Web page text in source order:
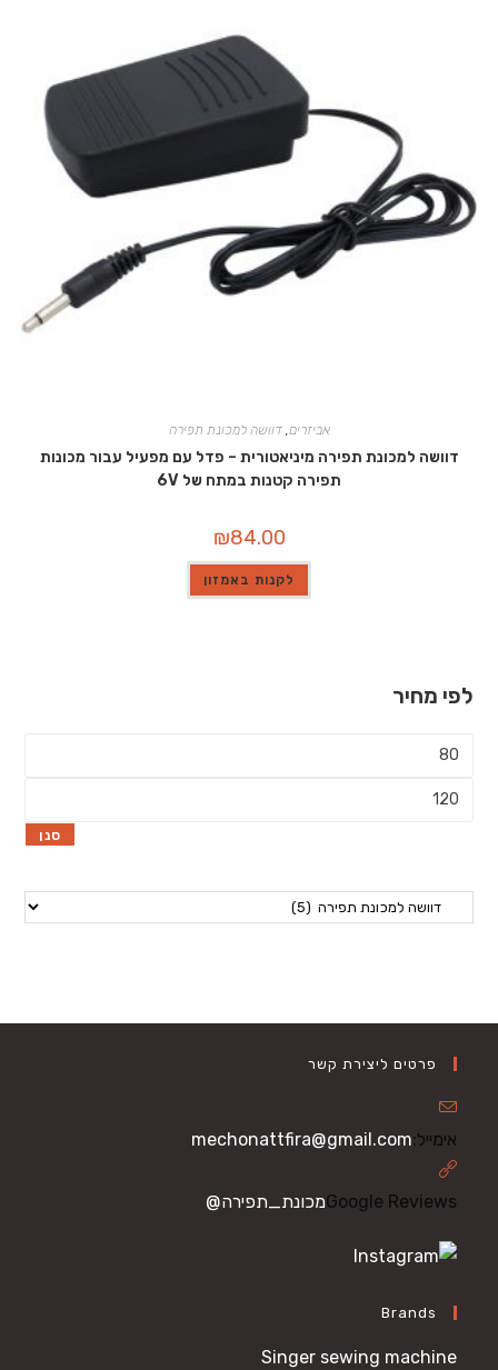
אביזרים,דוושה למכונת תפירה
דוושה למכונת תפירה מיניאטורית – פדל עם מפעיל עבור מכונות
תפירה קטנות במתח של 6V
₪84.00
לקנות באמזון
לפי מחיר
מחיר
מחיר
סנן
פרטים ליצירת קשר
אימייל:mechonattfira@gmail.com
Google Reviewsמכונת_תפירה@
Brands
Singer sewing machine